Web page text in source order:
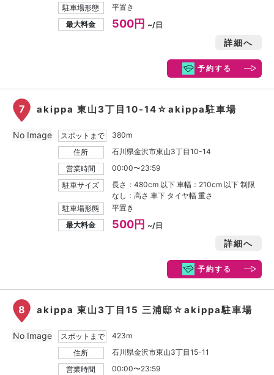
駐車場形態
平置き
最大料金
500円 ~/日
詳細へ
予約する
7 akippa 東山3丁目10-14☆akippa駐車場
スポットまで
380m
住所
石川県金沢市東山3丁目10-14
営業時間
00:00〜23:59
駐車サイズ
長さ：480cm 以下 車幅：210cm 以下 制限
なし：高さ 車下 タイヤ幅 重さ
駐車場形態
平置き
最大料金
500円 ~/日
詳細へ
予約する
No Image
8 akippa 東山3丁目15 三浦邸☆akippa駐車場
スポットまで
423m
住所
石川県金沢市東山3丁目15-11
営業時間
00:00〜23:59
No Image